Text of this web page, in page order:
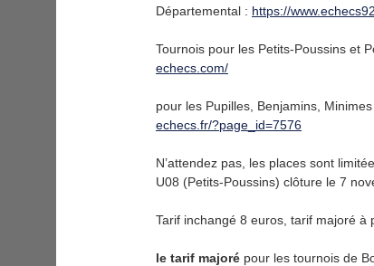
Départemental : https://
Tournois pour les Petits-Poussins et
echecs.com/
pour les Pupilles, Benjamins,
echecs.fr/?page_id=7576
N’attendez pas, les places sont
U08 (Petits-Poussins) clôture le 7
Tarif inchangé 8 euros, tarif majoré
le tarif majoré pour les tournois de